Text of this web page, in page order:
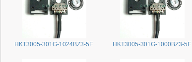
HKT3005-301G-1024BZ3-5E HKT3005-301G-1000BZ3-5E